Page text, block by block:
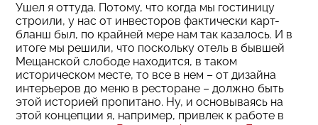
Ушел я оттуда. Потому, что когда мы гостиницу
строили, у нас от инвесторов фактически карт-
бланш был, по крайней мере нам так казалось. И в
итоге мы решили, что поскольку отель в бывшей
Мещанской слободе находится, в таком
историческом месте, то все в нем – от дизайна
интерьеров до меню в ресторане – должно быть
этой историей пропитано. Ну, и основываясь на
этой концепции я, например, привлек к работе в